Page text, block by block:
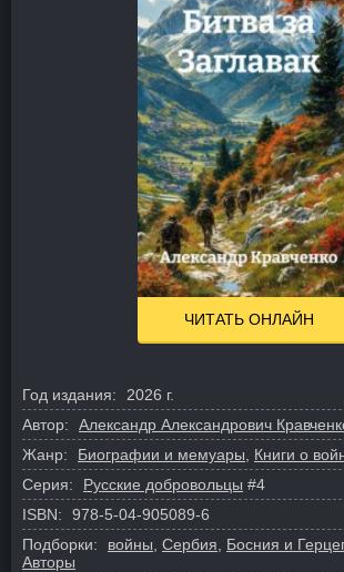
ЧИТАТЬ ОНЛАЙН
Год издания:
2026 г.
Автор:
Александр Александрович
Жанр:
Биографии и мемуары
Книги о
Серия:
Русские добровольцы #4
ISBN:
978-5-04-905089-6
Подборки:
войны Сербия Босния и
Авторы